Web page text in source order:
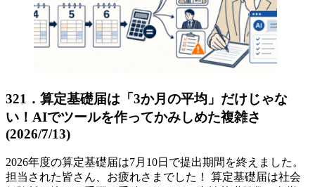
321．算定基礎届は「3か月の平均」だけじゃな
い！AIでツールを作ってかみしめた複雑さ
(2026/7/13)
2026年度の算定基礎届は7月10日で提出期間を終えました。
担当された皆さん、お疲れさまでした！ 算定基礎届は社会